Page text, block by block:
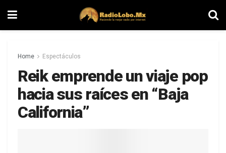
Home Espectáculos
Reik emprende un viaje pop
hacia sus raíces en “Baja
California”